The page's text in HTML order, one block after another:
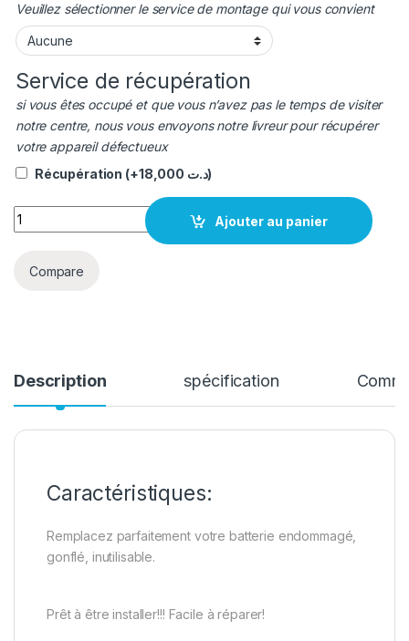
Veuillez sélectionner le service de montage qui vous convient
Service de récupération
si vous êtes occupé et que vous n’avez pas le temps de visiter
notre centre, nous vous envoyons notre livreur pour récupérer
votre appareil défectueux
Récupération (+ د.ت)
quantité Batterie Nokia N6 original
Ajouter au panier
Compare
Description spécification
Caractéristiques:
Remplacez parfaitement votre batterie endommagé,
gonflé, inutilisable.
Prêt à être installer!!! Facile à réparer!